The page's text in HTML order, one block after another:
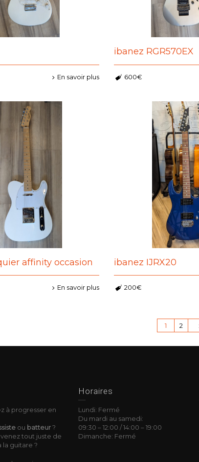
En savoir plus
ibanez RGR570EX
600€
affinity occasion
En savoir plus
ibanez IJRX20
200€
1 2
à progresser en
ou batteur?
tout juste de
la guitare ?
Horaires
Lundi: Fermé
Du mardi au samedi:
09:30 –12:00 /14:00 –19:00
Dimanche: Fermé